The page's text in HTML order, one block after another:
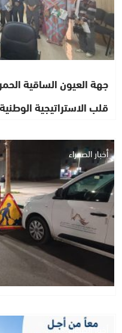
جهة العيون الساقية
قلب الاستراتيجية
أخبار الصحراء
أخبار الصحراء